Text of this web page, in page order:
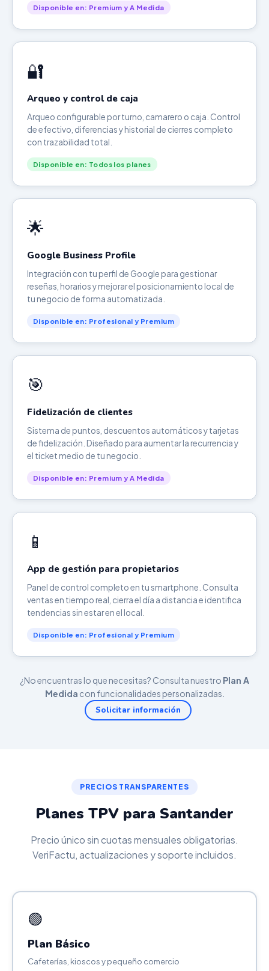
Disponible en: Premium y A Medida
🔐
Arqueo y control de caja
Arqueo configurable por turno, camarero o caja. Control
de efectivo, diferencias y historial de cierres completo
con trazabilidad total.
Disponible en: Todos los planes
🌟
Google Business Profile
Integración con tu perfil de Google para gestionar
reseñas, horarios y mejorar el posicionamiento local de
tu negocio de forma automatizada.
Disponible en: Profesional y Premium
🎯
Fidelización de clientes
Sistema de puntos, descuentos automáticos y tarjetas
de fidelización. Diseñado para aumentar la recurrencia y
el ticket medio de tu negocio.
Disponible en: Premium y A Medida
📱
App de gestión para propietarios
Panel de control completo en tu smartphone. Consulta
ventas en tiempo real, cierra el día a distancia e identifica
tendencias sin estar en el local.
Disponible en: Profesional y Premium
¿No encuentras lo que necesitas? Consulta nuestro Plan A
Medida con funcionalidades personalizadas.
Solicitar información
PRECIOS TRANSPARENTES
Planes TPV para Santander
Precio único sin cuotas mensuales obligatorias.
VeriFactu, actualizaciones y soporte incluidos.
🟢
Plan Básico
Cafeterías, kioscos y pequeño comercio